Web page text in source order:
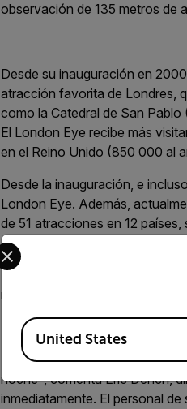
observación de 135 metros de
Desde su inauguración en
atracción favorita de Londres,
como la Catedral de San
El London Eye recibe más
en el Reino Unido (850 000 al
Desde la inauguración, e
London Eye. Además,
de 51 atracciones en 12
(Izquierda) Estar junto a un río
más difícil. (Derecha) La
Esta importante atracción
"Nuestro trabajo consiste en
noche", comenta Eric Dench,
inmediatamente. El personal
Select your preferred country
Available Locations
United States